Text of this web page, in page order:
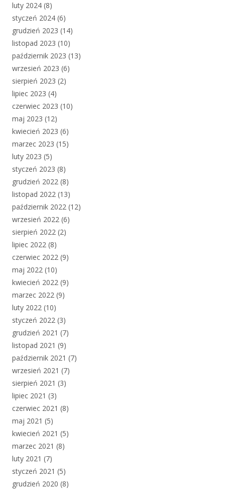
luty 2024 (8)
styczeń 2024 (6)
grudzień 2023 (14)
listopad 2023 (10)
październik 2023 (13)
wrzesień 2023 (6)
sierpień 2023 (2)
lipiec 2023 (4)
czerwiec 2023 (10)
maj 2023 (12)
kwiecień 2023 (6)
marzec 2023 (15)
luty 2023 (5)
styczeń 2023 (8)
grudzień 2022 (8)
listopad 2022 (13)
październik 2022 (12)
wrzesień 2022 (6)
sierpień 2022 (2)
lipiec 2022 (8)
czerwiec 2022 (9)
maj 2022 (10)
kwiecień 2022 (9)
marzec 2022 (9)
luty 2022 (10)
styczeń 2022 (3)
grudzień 2021 (7)
listopad 2021 (9)
październik 2021 (7)
wrzesień 2021 (7)
sierpień 2021 (3)
lipiec 2021 (3)
czerwiec 2021 (8)
maj 2021 (5)
kwiecień 2021 (5)
marzec 2021 (8)
luty 2021 (7)
styczeń 2021 (5)
grudzień 2020 (8)